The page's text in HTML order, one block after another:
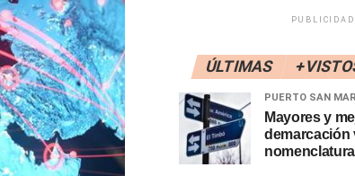
PUBLICIDAD
ÚLTIMAS
PUERTO SAN
Mayores y
demarcación